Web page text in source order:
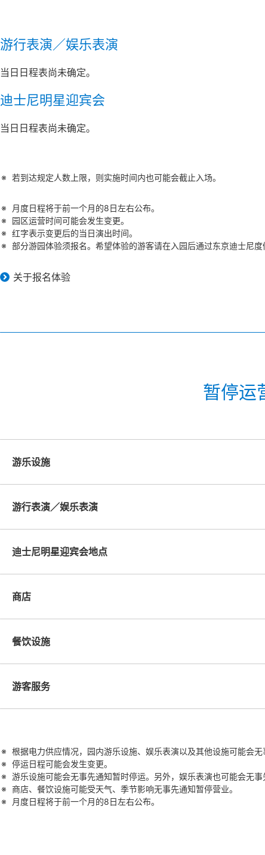
游行表演／娱乐表演
当日日程表尚未确定。
迪士尼明星迎宾会
当日日程表尚未确定。
若到达规定人数上限，则实施时间内也可能会截止入场。
月度日程将于前一个月的8日左右公布。
园区运营时间可能会发生变更。
红字表示变更后的当日演出时间。
部分游园体验须报名。希望体验的游客请在入园后通过东京迪士尼
关于报名体验
暂停运
游乐设施
游行表演／娱乐表演
迪士尼明星迎宾会地点
商店
餐饮设施
游客服务
根据电力供应情况，园内游乐设施、娱乐表演以及其他设施可能会
停运日程可能会发生变更。
游乐设施可能会无事先通知暂时停运。另外，娱乐表演也可能会无
商店、餐饮设施可能受天气、季节影响无事先通知暂停营业。
月度日程将于前一个月的8日左右公布。